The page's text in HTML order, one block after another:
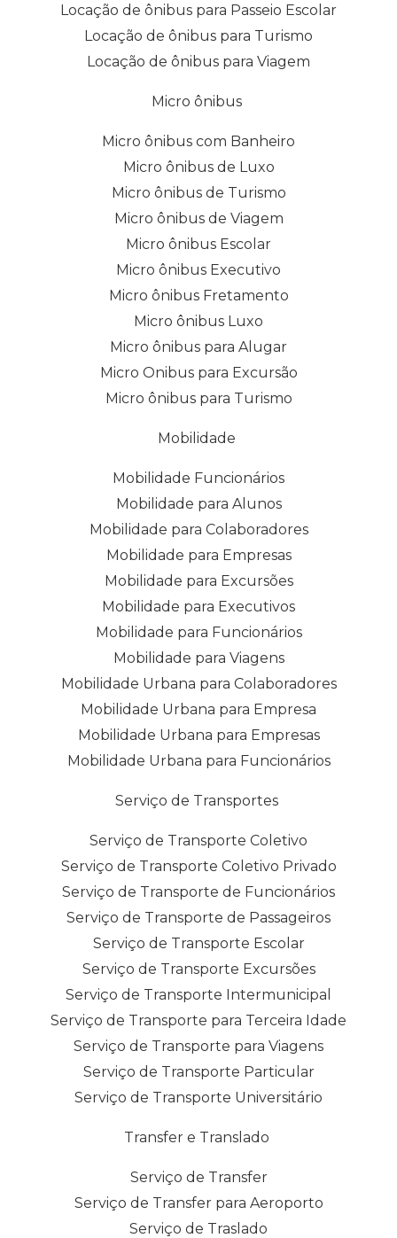
Locação de ônibus para Passeio Escolar
Locação de ônibus para Turismo
Locação de ônibus para Viagem
Micro ônibus
Micro ônibus com Banheiro
Micro ônibus de Luxo
Micro ônibus de Turismo
Micro ônibus de Viagem
Micro ônibus Escolar
Micro ônibus Executivo
Micro ônibus Fretamento
Micro ônibus Luxo
Micro ônibus para Alugar
Micro Onibus para Excursão
Micro ônibus para Turismo
Mobilidade
Mobilidade Funcionários
Mobilidade para Alunos
Mobilidade para Colaboradores
Mobilidade para Empresas
Mobilidade para Excursões
Mobilidade para Executivos
Mobilidade para Funcionários
Mobilidade para Viagens
Mobilidade Urbana para Colaboradores
Mobilidade Urbana para Empresa
Mobilidade Urbana para Empresas
Mobilidade Urbana para Funcionários
Serviço de Transportes
Serviço de Transporte Coletivo
Serviço de Transporte Coletivo Privado
Serviço de Transporte de Funcionários
Serviço de Transporte de Passageiros
Serviço de Transporte Escolar
Serviço de Transporte Excursões
Serviço de Transporte Intermunicipal
Serviço de Transporte para Terceira Idade
Serviço de Transporte para Viagens
Serviço de Transporte Particular
Serviço de Transporte Universitário
Transfer e Translado
Serviço de Transfer
Serviço de Transfer para Aeroporto
Serviço de Traslado